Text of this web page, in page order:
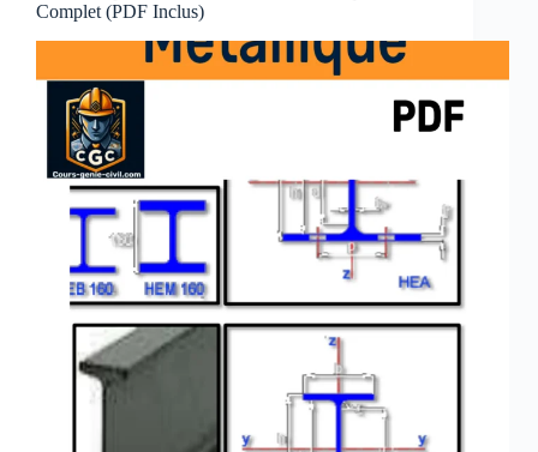
Complet (PDF Inclus)